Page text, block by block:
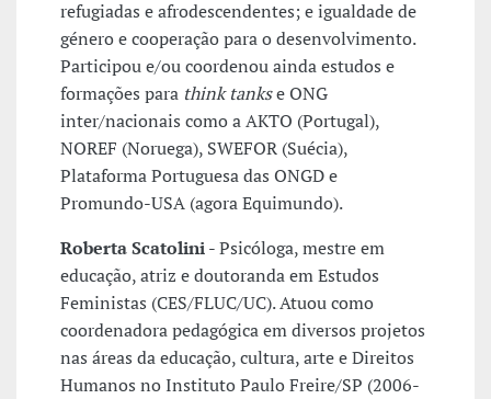
refugiadas e afrodescendentes; e igualdade de
género e cooperação para o desenvolvimento.
Participou e/ou coordenou ainda estudos e
formações para think tankse ONG
inter/nacionais como a AKTO (Portugal),
NOREF (Noruega), SWEFOR (Suécia),
Plataforma Portuguesa das ONGD e
Promundo-USA (agora Equimundo).
Roberta Scatolini- Psicóloga, mestre em
educação, atriz e doutoranda em Estudos
Feministas (CES/FLUC/UC). Atuou como
coordenadora pedagógica em diversos projetos
nas áreas da educação, cultura, arte e Direitos
Humanos no Instituto Paulo Freire/SP (2006-